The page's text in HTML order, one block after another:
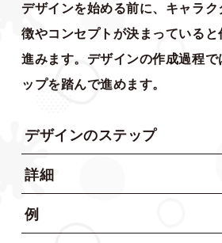
デザインを始める前に、キャラ
徴やコンセプトが決まっている
進みます。デザインの作成過程
ップを踏んで進めます。
デザインのステップ
詳細
例